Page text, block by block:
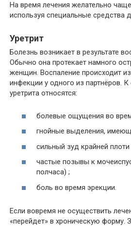
На время лечения желательно
используя специальные средства
Уретрит
Болезнь возникает в результате
Обычно она протекает намного
женщин. Воспаление происходит
инфекции у одного из партнёров.
уретрита относятся:
болевые ощущения во
гнойные выделения,
сильный зуд крайней
частые позывы к
полчаса) ;
боль во время эрекции.
Если вовремя не осуществить
«перейдет» в хроническую форму.